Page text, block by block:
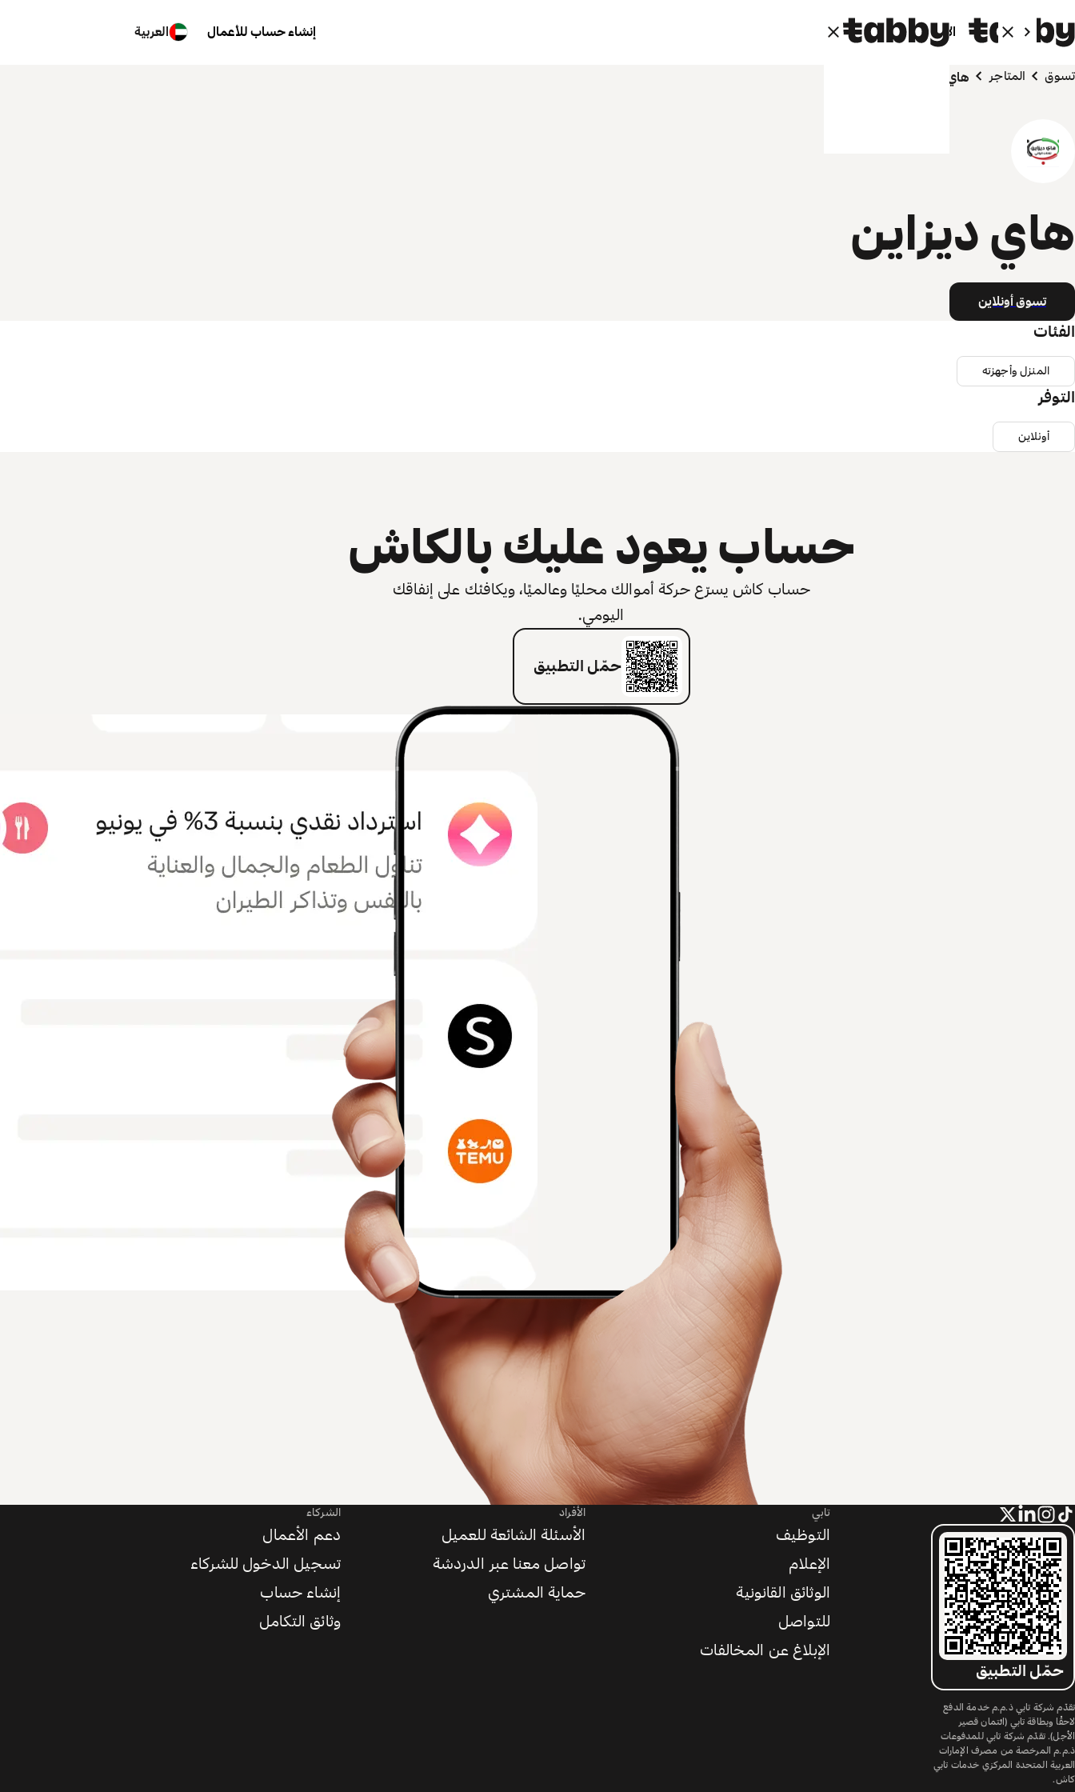
الأفراد الشركاء إنشاء حساب للأعمال العربية
تسوق المتاجر هاي ديزاين
هاي ديزاين
تسوق أونلاين
الفئات
المنزل وأجهزته
التوفر
أونلاين
حساب يعود عليك بالكاش
حساب كاش يسرّع حركة أموالك محليًا وعالميًا، ويكافئك على إنفاقك
اليومي.
حمّل التطبيق
حمّل التطبيق
تقدّم شركة تابي ذ.م.م خدمة الدفع
لاحقًا وبطاقة تابي (ائتمان قصير
الأجل). تقدّم شركة تابي للمدفوعات
ذ.م.م المرخصة من مصرف الإمارات
العربية المتحدة المركزي خدمات تابي
كاش.
تابي
التوظيف
الإعلام
الوثائق القانونية
للتواصل
الإبلاغ عن المخالفات
الأفراد
الأسئلة الشائعة للعميل
تواصل معنا عبر الدردشة
حماية المشتري
الشركاء
دعم الأعمال
تسجيل الدخول للشركاء
إنشاء حساب
وثائق التكامل